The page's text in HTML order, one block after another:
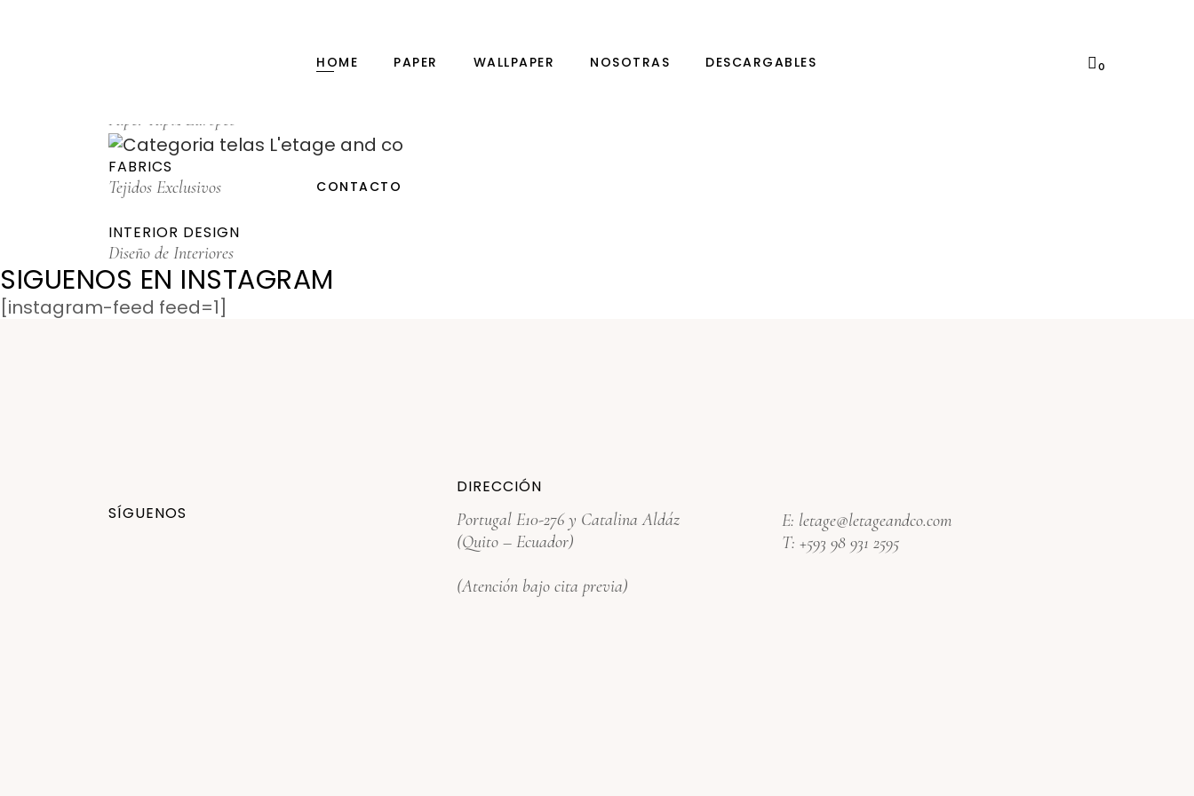
0
HOME PAPER WALLPAPER NOSOTRAS DESCARGABLES
CONTACTO
Papel Tapiz Europeo
FABRICS
Tejidos Exclusivos
INTERIOR DESIGN
Diseño de Interiores
SIGUENOS EN INSTAGRAM
[instagram-feed feed=1]
SÍGUENOS
DIRECCIÓN
Portugal E10-276 y Catalina Aldáz
(Quito – Ecuador)
(Atención bajo cita previa)
E: letage@letageandco.com
T:+593 98 931 2595